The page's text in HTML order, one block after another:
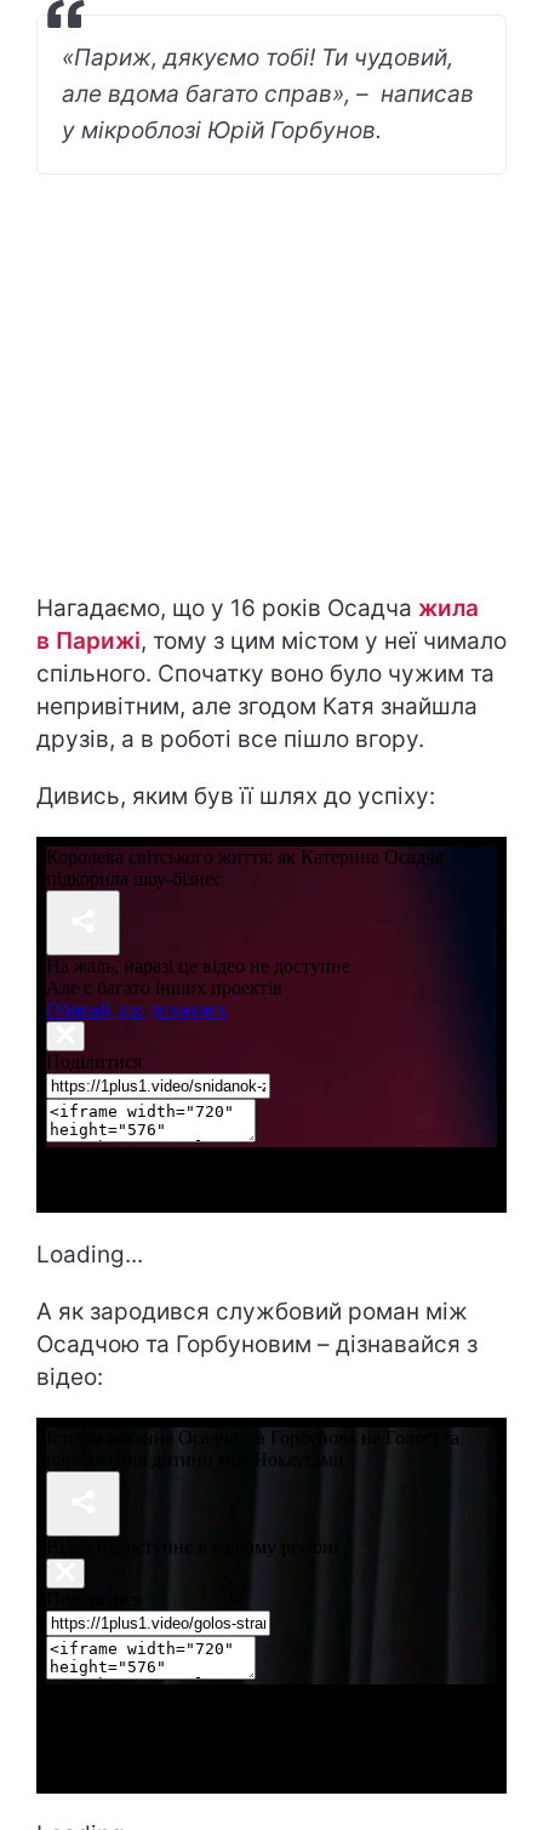
«Париж, дякуємо тобі! Ти чудовий,
але вдома багато справ», – написав
у мікроблозі Юрій Горбунов.
Нагадаємо, що у 16 років Осадча жила
в Парижі, тому з цим містом у неї чимало
спільного. Спочатку воно було чужим та
непривітним, але згодом Катя знайшла
друзів, а в роботі все пішло вгору.
Дивись, яким був її шлях до успіху:
Loading...
А як зародився службовий роман між
Осадчою та Горбуновим – дізнавайся з
відео: